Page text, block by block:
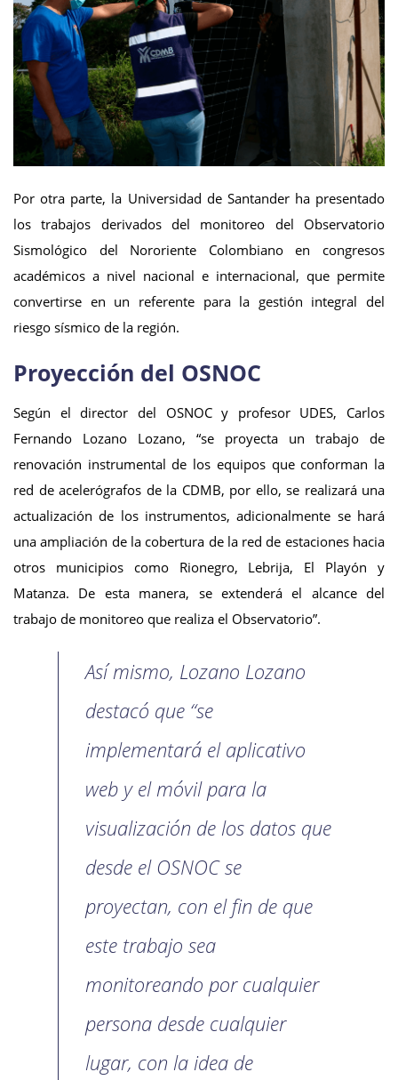
Por otra parte, la Universidad de Santander ha presentado
los trabajos derivados del monitoreo del Observatorio
Sismológico del Nororiente Colombiano en congresos
académicos a nivel nacional e internacional, que permite
convertirse en un referente para la gestión integral del
riesgo sísmico de la región.
Proyección del OSNOC
Según el director del OSNOC y profesor UDES, Carlos
Fernando Lozano Lozano, “se proyecta un trabajo de
renovación instrumental de los equipos que conforman la
red de acelerógrafos de la CDMB, por ello, se realizará una
actualización de los instrumentos, adicionalmente se hará
una ampliación de la cobertura de la red de estaciones hacia
otros municipios como Rionegro, Lebrija, El Playón y
Matanza. De esta manera, se extenderá el alcance del
trabajo de monitoreo que realiza el Observatorio”.
Así mismo, Lozano Lozano
destacó que “se
implementará el aplicativo
web y el móvil para la
visualización de los datos que
desde el OSNOC se
proyectan, con el fin de que
este trabajo sea
monitoreando por cualquier
persona desde cualquier
lugar, con la idea de